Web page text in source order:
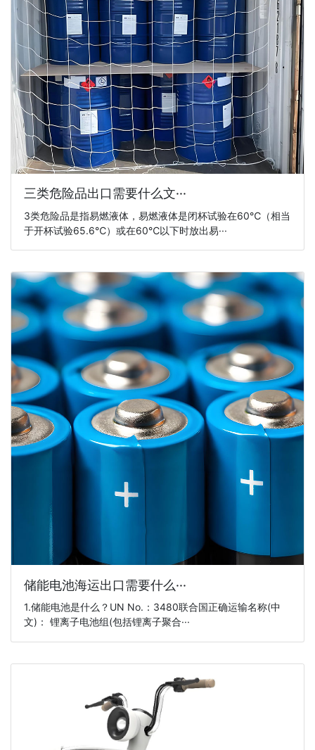
三类危险品出口需要什么文···
3类危险品是指易燃液体，易燃液体是闭杯试验在60℃（相当
于开杯试验65.6℃）或在60℃以下时放出易···
储能电池海运出口需要什么···
1.储能电池是什么？UN No.：3480联合国正确运输名称(中
文)： 锂离子电池组(包括锂离子聚合···